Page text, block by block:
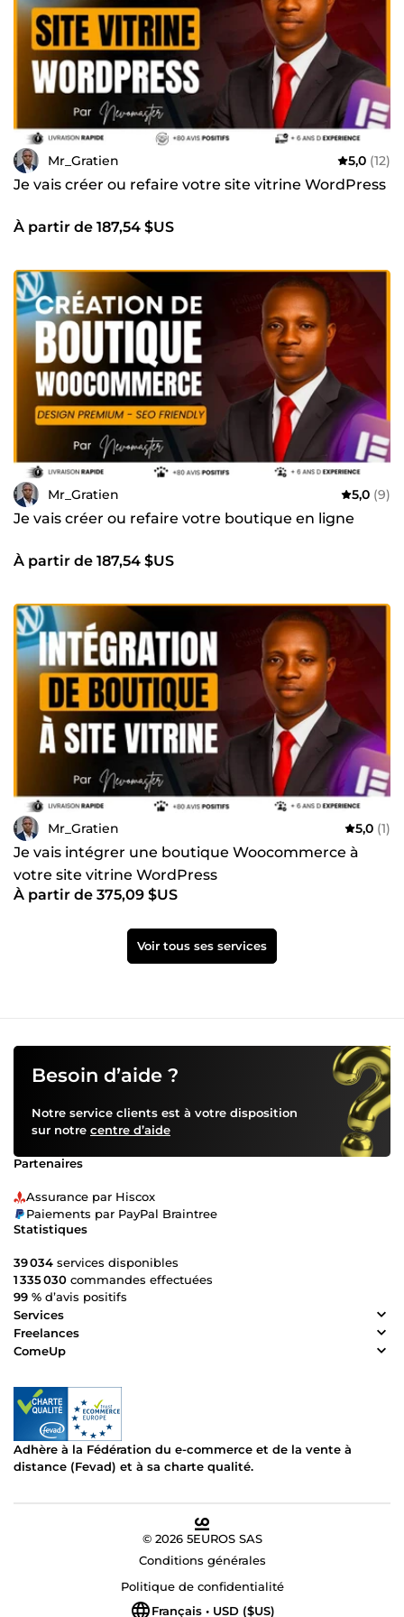
✅ Un partenaire impliqué dans la réussite de votre projet
Mon objectif n'est pas seulement de créer un site web ou
de lancer une campagne publicitaire. Je souhaite vous
aider à développer durablement votre activité grâce à une
stratégie digitale efficace, rentable et évolutive. Prêt à
donner un nouvel élan à votre projet ? Échangeons dès
aujourd'hui. Je serai ravi de vous accompagner dans sa
réussite. À très bientôt, Mr_Gratien
Mr_Gratien 5,0 (12)
Je vais créer ou refaire votre site vitrine WordPress
À partir de 187,54 $US
Mr_Gratien 5,0 (9)
Je vais créer ou refaire votre boutique en ligne
À partir de 187,54 $US
Mr_Gratien 5,0 (1)
Je vais intégrer une boutique Woocommerce à
votre site vitrine WordPress
À partir de 375,09 $US
Voir tous ses services
Besoin d’aide ?
Notre service clients est à votre disposition
sur notre centre d’aide
Partenaires
Assurance par Hiscox
Paiements par PayPal Braintree
Statistiques
39 034 services disponibles
1 335 030 commandes effectuées
99 % d’avis positifs
Services
Freelances
ComeUp
Adhère à la Fédération du e-commerce et de la vente à
distance (Fevad) et à sa charte qualité.
© 2026 5EUROS SAS
Conditions générales
Politique de confidentialité
Français • USD ($US)